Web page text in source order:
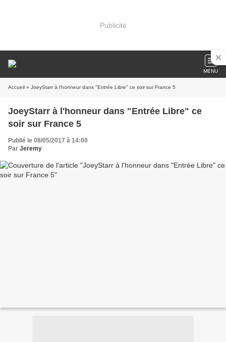
Publicité
MENU
Accueil » JoeyStarr à l'honneur dans "Entrée Libre" ce soir sur France 5
JoeyStarr à l'honneur dans "Entrée Libre" ce
soir sur France 5
Publié le 08/05/2017 à 14:00
Par Jeremy